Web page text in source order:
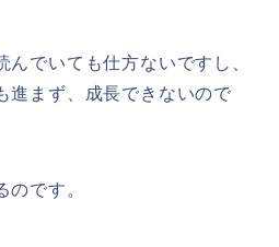
でいても仕方ないですし、
進まず、成長できないので
です。